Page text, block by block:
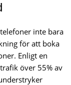
inte bara
för att boka
Enligt en
över 55% av